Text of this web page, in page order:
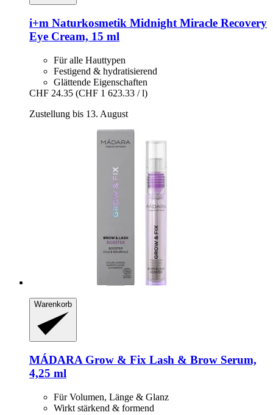
i+m Naturkosmetik Midnight Miracle Recovery
Eye Cream, 15 ml
Für alle Hauttypen
Festigend & hydratisierend
Glättende Eigenschaften
CHF 24.35 (CHF 1 623.33 / l)
Zustellung bis 13. August
Warenkorb
MÁDARA Grow & Fix Lash & Brow Serum,
4,25 ml
Für Volumen, Länge & Glanz
Wirkt stärkend & formend